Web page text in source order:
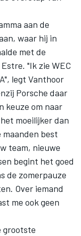
aan de
waar hij in
met de
"Ik zie WEC
legt Vanthoor
Porsche daar
keuze om naar
moeilijker dan
best
team, nieuwe
begint het goed
de zomerpauze
Over iemand
me ook geen
grootste